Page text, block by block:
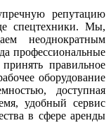
репутацию
спецтехники. Мы,
неоднократным
профессиональные
правильное
оборудование
доступная
удобный сервис
в сфере аренды